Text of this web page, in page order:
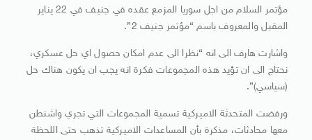
مؤتمر السلام من اجل سوريا المزمع عقده في جنيف في 22 يناير
المقبل والمعروف باسم “مؤتمر جنيف 2”.
واشارت هارف الى انه “نظرا الى عدم امكان حصول اي حل عسكري،
نحتاج الى ان تؤيد هذه المجموعات فكرة انه يجب ان يكون هناك حل
(سياسي)”.
ورفضت المتحدثة الاميركية تسمية المجموعات التي تجري واشنطن
معها محادثات، مذكرة بأن المساعدات الاميركية تذهب حتى اللحظة